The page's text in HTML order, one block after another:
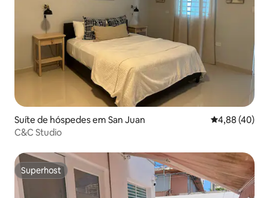
Suíte de hóspedes em San Juan Classificação
4,88 (40)
C&C Studio
Superhost
Superhost